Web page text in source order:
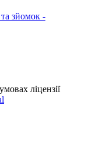
зйомок -
ліцензії